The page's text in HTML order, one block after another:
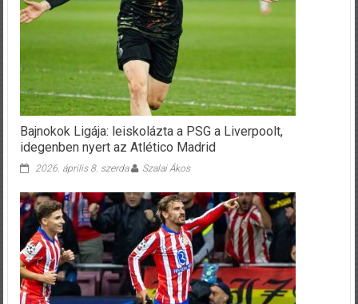
Bajnokok Ligája: leiskolázta a PSG a Liverpoolt,
idegenben nyert az Atlético Madrid
2026. április 8. szerda Szalai Ákos